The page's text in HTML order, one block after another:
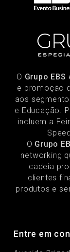
O Grupo EBS
e promoção
aos
e Educação.
incluem a
O Grupo
networking
cadeia
clientes
produtos e
Entre em